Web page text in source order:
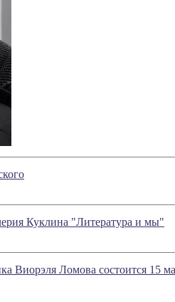
Куклина "Литература и мы"
Виорэля Ломова состоится 15